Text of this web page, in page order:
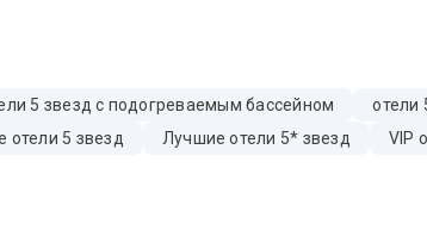
5 звезд с подогреваемым бассейном отели
отели 5 звезд Лучшие отели 5* звезд VIP